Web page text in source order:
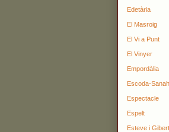
Edetària
El Masroig
El Vi a Punt
El Vinyer
Empordàlia
Escoda-
Espectacle
Espelt
Esteve i Gibert